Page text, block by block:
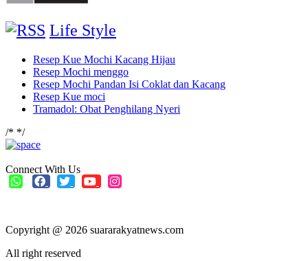
Life Style
Resep Kue Mochi Kacang Hijau
Resep Mochi menggo
Resep Mochi Pandan Isi Coklat dan Kacang
Resep Kue moci
Tramadol: Obat Penghilang Nyeri
/* */
Connect With Us
Copyright @ 2026 suararakyatnews.com
All right reserved